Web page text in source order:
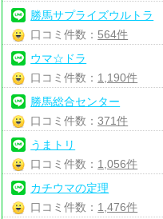
勝馬サプライズウルトラ
口コミ件数： 564件
ウマ☆ドラ
口コミ件数： 1,190件
勝馬総合センター
口コミ件数：371件
うまトリ
口コミ件数： 1,056件
カチウマの定理
口コミ件数： 1,476件